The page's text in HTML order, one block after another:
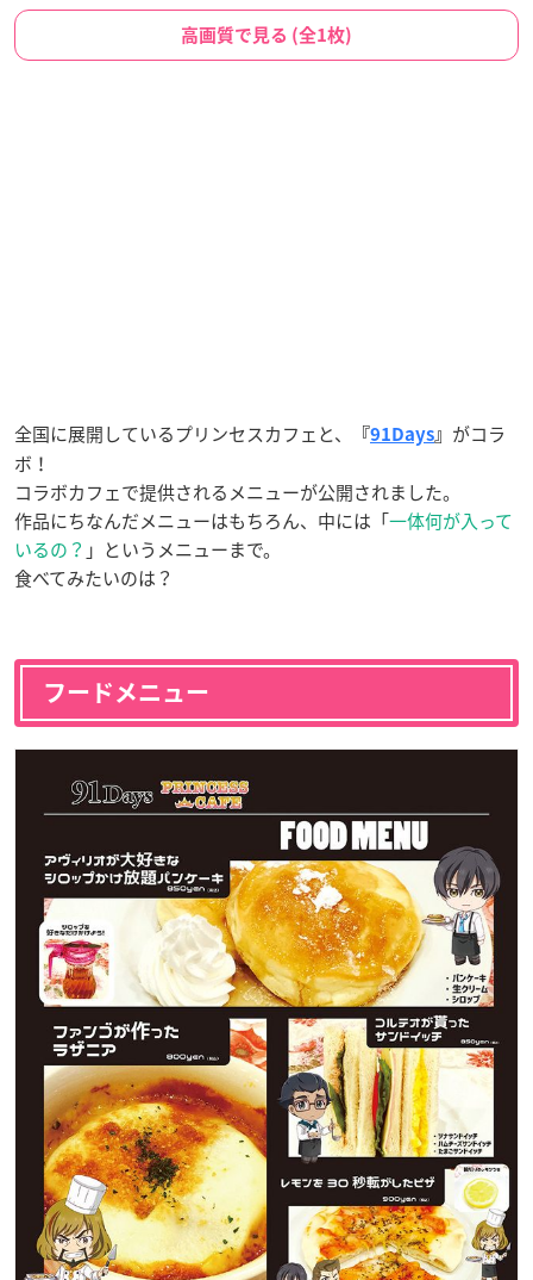
高画質で見る (全1枚)
全国に展開しているプリンセスカフェと、 『91Days 』 がコラ
ボ！
コラボカフェで提供されるメニューが公開されました。
作品にちなんだメニューはもちろん、中には「一体何が入って
いるの？ 」というメニューまで。
食べてみたいのは？
フードメニュー